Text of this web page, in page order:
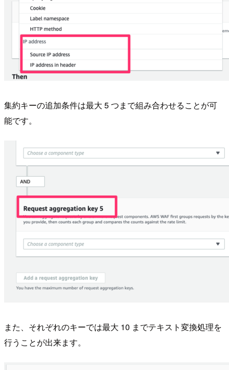
集約キーの追加条件は最大 5 つまで組み合わせることが可
能です。
また、それぞれのキーでは最大 10 までテキスト変換処理を
行うことが出来ます。